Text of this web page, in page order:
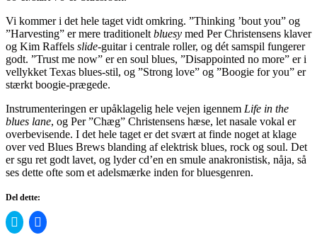
Vi kommer i det hele taget vidt omkring. ”Thinking ’bout you” og
”Harvesting” er mere traditionelt bluesy med Per Christensens klaver
og Kim Raffels slide-guitar i centrale roller, og dét samspil fungerer
godt. ”Trust me now” er en soul blues, ”Disappointed no more” er i
vellykket Texas blues-stil, og ”Strong love” og ”Boogie for you” er
stærkt boogie-prægede.
Instrumenteringen er upåklagelig hele vejen igennem Life in the
blues lane, og Per ”Chæg” Christensens hæse, let nasale vokal er
overbevisende. I det hele taget er det svært at finde noget at klage
over ved Blues Brews blanding af elektrisk blues, rock og soul. Det
er sgu ret godt lavet, og lyder cd’en en smule anakronistisk, nåja, så
ses dette ofte som et adelsmærke inden for bluesgenren.
Del dette:
Click
to
Click
to